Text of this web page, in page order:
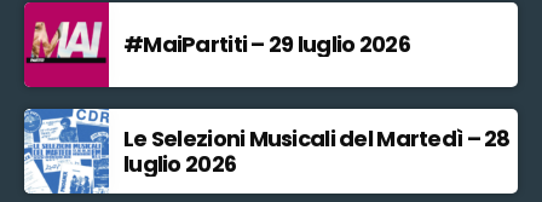
#MaiPartiti – 29 luglio 2026
Le Selezioni Musicali del Martedì – 28
luglio 2026